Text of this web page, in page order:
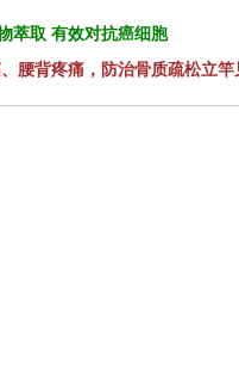
萃取 有效对抗癌细胞
腰背疼痛，防治骨质疏松立竿